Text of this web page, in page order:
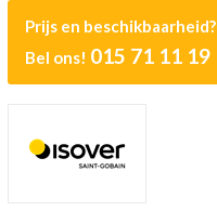
Prijs en beschikbaarheid?
Bel ons! 015 71 11 19